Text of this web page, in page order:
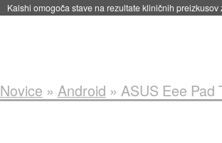
Sandisk že prodal več kot polovico SSD-jev za
Novice » Android » ASUS Eee Pad